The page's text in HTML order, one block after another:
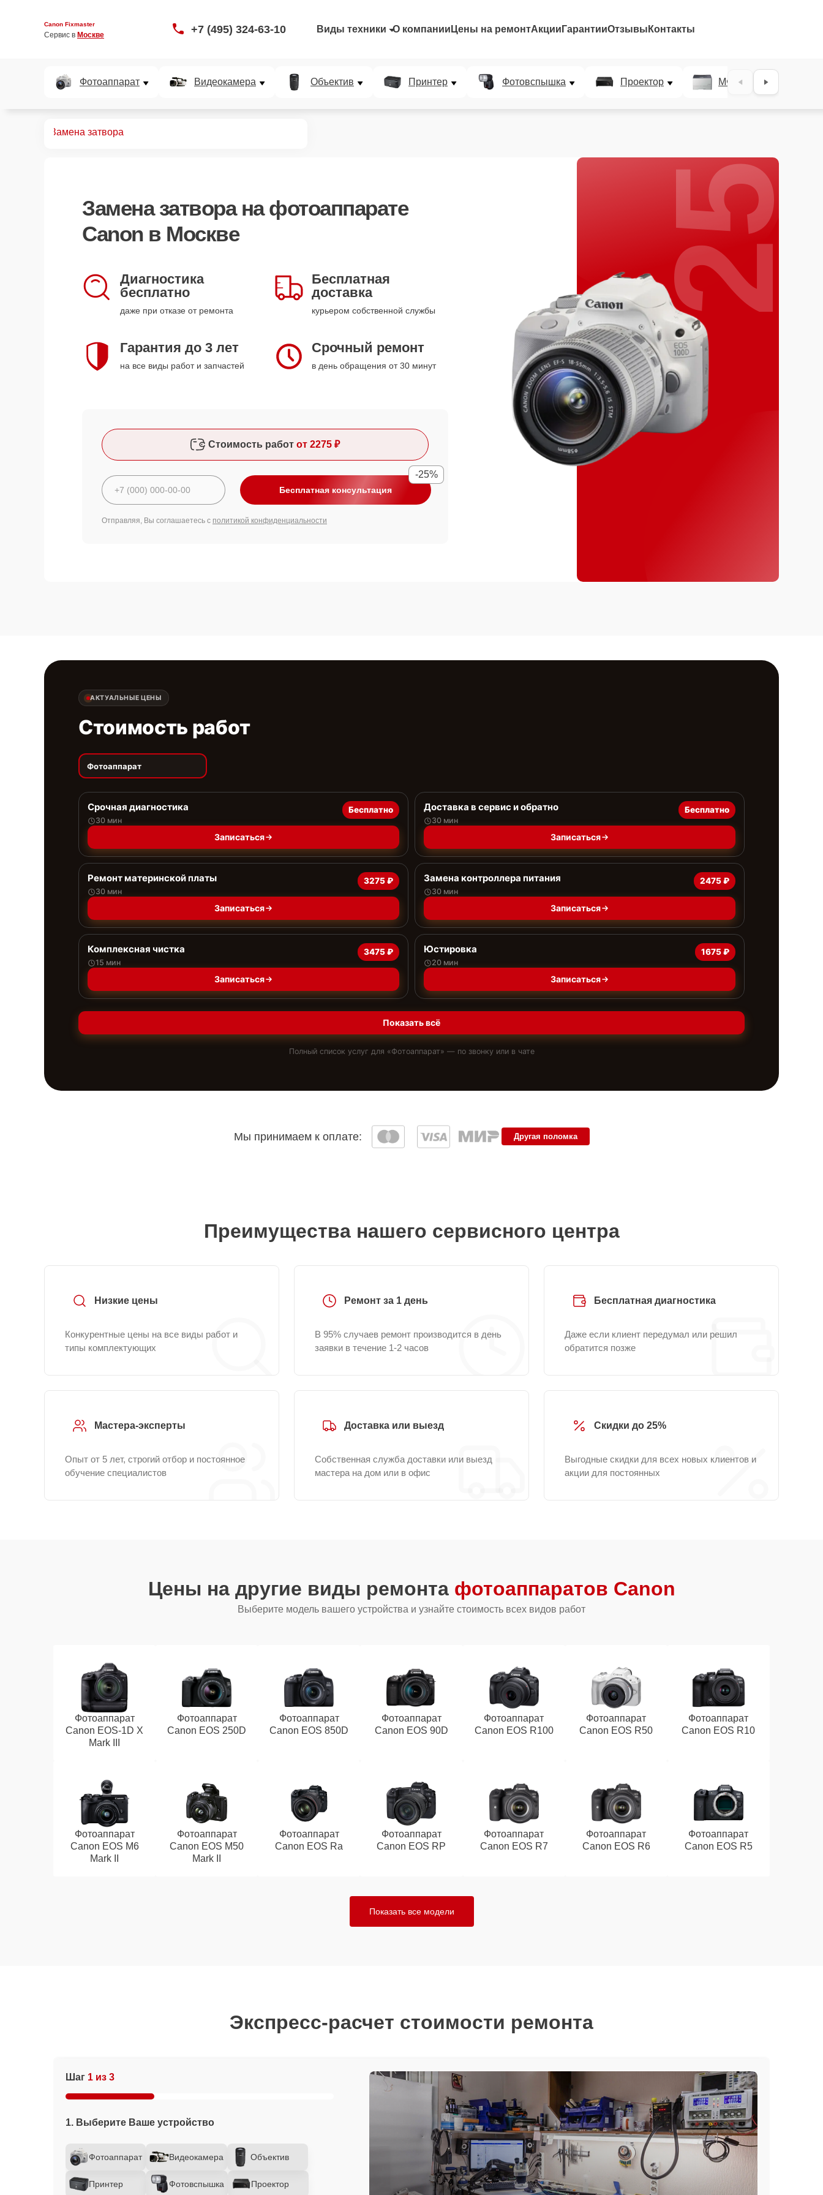
Canon Fixmaster
Сервис в Москве +7 (495) 324-63-10 Виды техники О компании Цены на ремонтАкции ГарантииОтзывы Контакты
Фотоаппарат Видеокамера Объектив Принтер Фотовспышка Проектор МФУ
Замена затвора
Замена затворана фотоаппарате
Canon в Москве
Диагностика
бесплатно
даже при отказе от ремонта
Бесплатная
доставка
курьером собственной службы
Гарантия до 3 лет
на все виды работ и запчастей
Срочный ремонт
в день обращения от 30 минут
Стоимость работ от 2275 ₽
Бесплатная консультация
-25%
Отправляя, Вы соглашаетесь с политикой конфиденциальности
25%
АКТУАЛЬНЫЕ ЦЕНЫ
Стоимость работ
Фотоаппарат
Срочная диагностика
30 мин
Бесплатно
Записаться
Доставка в сервис и обратно
30 мин
Бесплатно
Записаться
Ремонт материнской платы
30 мин
3275 ₽
Записаться
Замена контроллера питания
30 мин
2475 ₽
Записаться
Комплексная чистка
15 мин
3475 ₽
Записаться
Юстировка
20 мин
1675 ₽
Записаться
Показать всё
Полный список услуг для «Фотоаппарат» — по звонку или в чате
Мы принимаем к оплате: Другая поломка
Преимущества нашего сервисного центра
Низкие цены
Конкурентные цены на все виды работ и
типы комплектующих
Ремонт за 1 день
В 95% случаев ремонт производится в день
заявки в течение 1-2 часов
Бесплатная диагностика
Даже если клиент передумал или решил
обратится позже
Мастера-эксперты
Опыт от 5 лет, строгий отбор и постоянное
обучение специалистов
Доставка или выезд
Собственная служба доставки или выезд
мастера на дом или в офис
Скидки до 25%
Выгодные скидки для всех новых клиентов и
акции для постоянных
Цены на другие виды ремонта фотоаппаратов Canon
Выберите модель вашего устройства и узнайте стоимость всех видов работ
Фотоаппарат
Canon EOS‑1D X
Mark III
Фотоаппарат
Canon EOS 250D
Фотоаппарат
Canon EOS 850D
Фотоаппарат
Canon EOS 90D
Фотоаппарат
Canon EOS R100
Фотоаппарат
Canon EOS R50
Фотоаппарат
Canon EOS R10
Фотоаппарат
Canon EOS M6
Mark II
Фотоаппарат
Canon EOS M50
Mark II
Фотоаппарат
Canon EOS Ra
Фотоаппарат
Canon EOS RP
Фотоаппарат
Canon EOS R7
Фотоаппарат
Canon EOS R6
Фотоаппарат
Canon EOS R5
Показать все модели
Экспресс-расчет стоимости ремонта
Шаг 1 из 3
1. Выберите Ваше устройство
Фотоаппарат Видеокамера Объектив
Принтер Фотовспышка Проектор